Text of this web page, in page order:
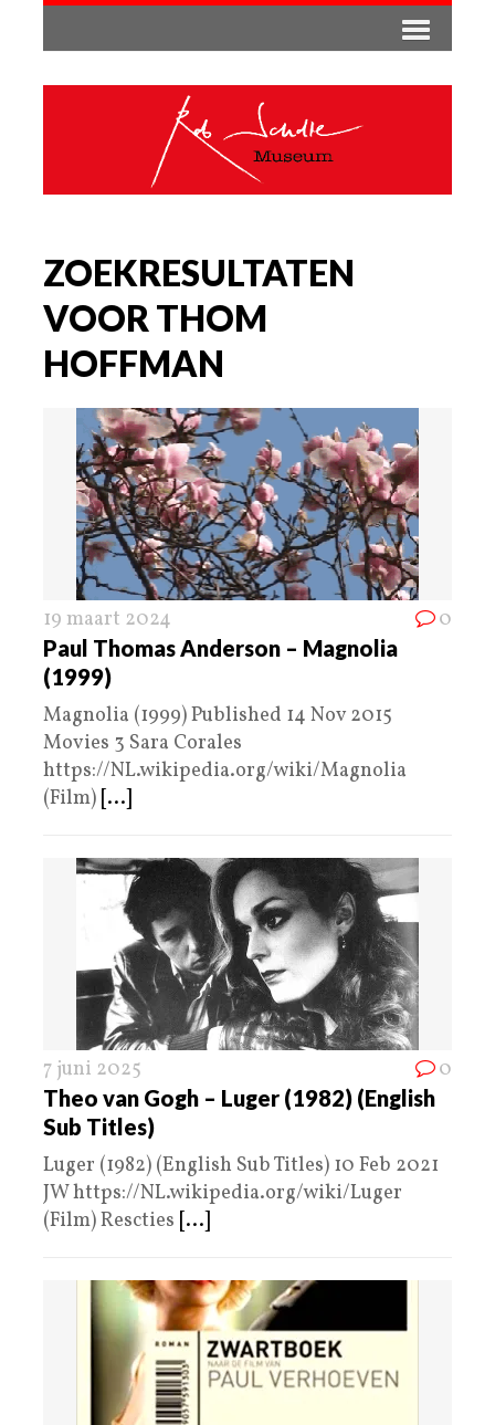
ZOEKRESULTATEN
VOOR THOM
HOFFMAN
19 maart 2024 0
Paul Thomas Anderson – Magnolia
(1999)
Magnolia (1999) Published 14 Nov 2015
Movies 3 Sara Corales
https://NL.wikipedia.org/wiki/Magnolia
(Film) [...]
7 juni 2025 0
Theo van Gogh – Luger (1982) (English
Sub Titles)
Luger (1982) (English Sub Titles) 10 Feb 2021
JW https://NL.wikipedia.org/wiki/Luger
(Film) Rescties [...]